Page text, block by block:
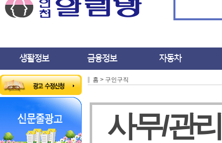
생활정보 금융정보 자동차
홈 > 구인구직
사무/관리